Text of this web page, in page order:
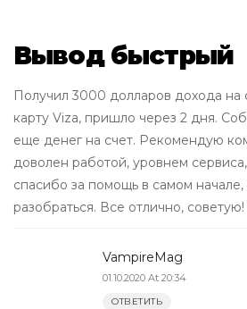
Вывод быстрый
Получил 3000 долларов дохода на
карту Viza, пришло через 2 дня.
еще денег на счет. Рекомендую
доволен работой, уровнем
спасибо за помощь в самом начале,
разобраться. Все отлично, советую!
VampireMag
01.10.2020 At 20:34
ОТВЕТИТЬ